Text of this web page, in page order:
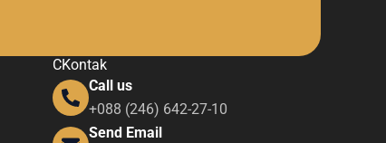
CKontak
Call us
+088 (246) 642-27-10
Send Email